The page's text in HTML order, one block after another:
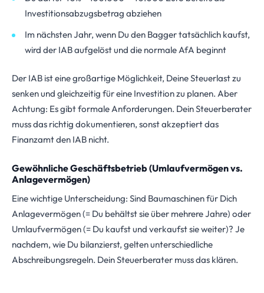
Investitionsabzugsbetrag abziehen
Im nächsten Jahr, wenn Du den Bagger tatsächlich kaufst,
wird der IAB aufgelöst und die normale AfA beginnt
Der IAB ist eine großartige Möglichkeit, Deine Steuerlast zu
senken und gleichzeitig für eine Investition zu planen. Aber
Achtung: Es gibt formale Anforderungen. Dein Steuerberater
muss das richtig dokumentieren, sonst akzeptiert das
Finanzamt den IAB nicht.
Gewöhnliche Geschäftsbetrieb (Umlaufvermögen vs.
Anlagevermögen)
Eine wichtige Unterscheidung: Sind Baumaschinen für Dich
Anlagevermögen (= Du behältst sie über mehrere Jahre) oder
Umlaufvermögen (= Du kaufst und verkaufst sie weiter)? Je
nachdem, wie Du bilanzierst, gelten unterschiedliche
Abschreibungsregeln. Dein Steuerberater muss das klären.